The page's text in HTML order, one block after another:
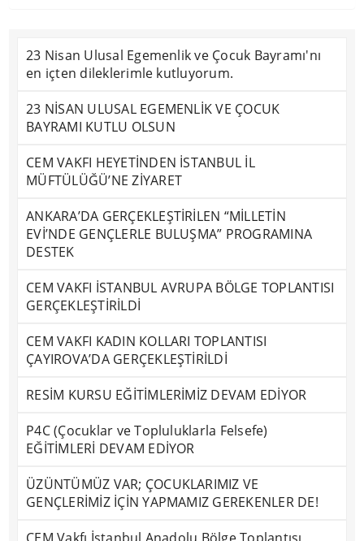
23 Nisan Ulusal Egemenlik ve Çocuk Bayramı'nı
en içten dileklerimle kutluyorum.
23 NİSAN ULUSAL EGEMENLİK VE ÇOCUK
BAYRAMI KUTLU OLSUN
CEM VAKFI HEYETİNDEN İSTANBUL İL
MÜFTÜLÜĞÜ’NE ZİYARET
ANKARA’DA GERÇEKLEŞTİRİLEN “MİLLETİN
EVİ’NDE GENÇLERLE BULUŞMA” PROGRAMINA
DESTEK
CEM VAKFI İSTANBUL AVRUPA BÖLGE TOPLANTISI
GERÇEKLEŞTİRİLDİ
CEM VAKFI KADIN KOLLARI TOPLANTISI
ÇAYIROVA’DA GERÇEKLEŞTİRİLDİ
RESİM KURSU EĞİTİMLERİMİZ DEVAM EDİYOR
P4C (Çocuklar ve Topluluklarla Felsefe)
EĞİTİMLERİ DEVAM EDİYOR
ÜZÜNTÜMÜZ VAR; ÇOCUKLARIMIZ VE
GENÇLERİMİZ İÇİN YAPMAMIZ GEREKENLER DE!